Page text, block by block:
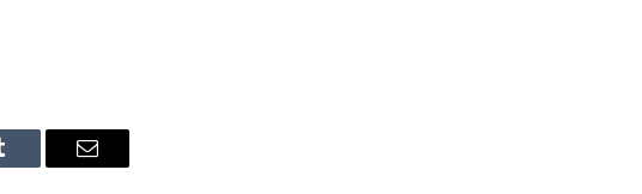
Email